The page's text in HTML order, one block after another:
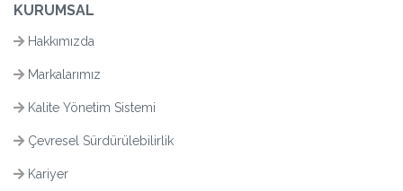
KURUMSAL
Hakkımızda
Markalarımız
Kalite Yönetim Sistemi
Çevresel Sürdürülebilirlik
Kariyer